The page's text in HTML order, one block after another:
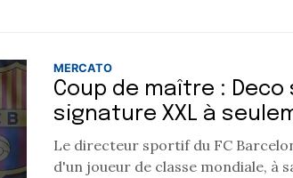
MERCATO
Coup de maître :
signature XXL à
Le directeur sportif du FC
d'un joueur de classe mondiale, à